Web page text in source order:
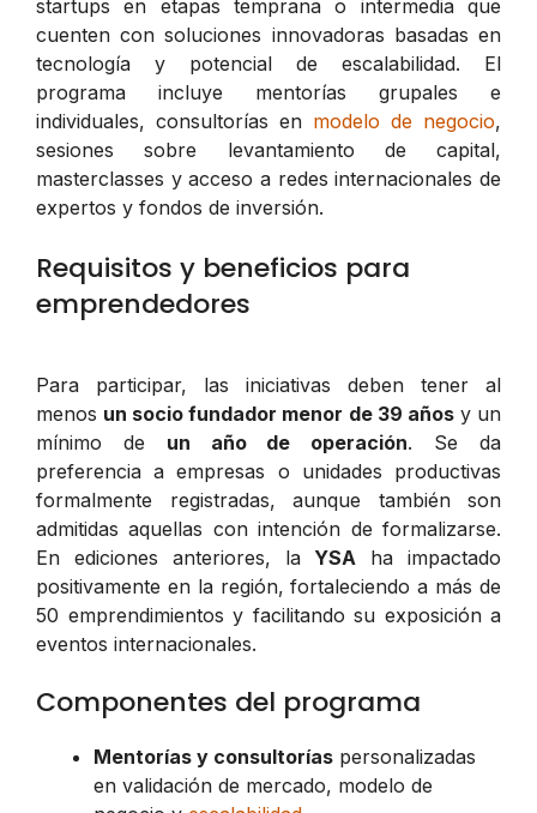
startups en etapas temprana o intermedia que
cuenten con soluciones innovadoras basadas en
tecnología y potencial de escalabilidad. El
programa incluye mentorías grupales e
individuales, consultorías en modelo de negocio,
sesiones sobre levantamiento de capital,
masterclasses y acceso a redes internacionales de
expertos y fondos de inversión.
Requisitos y beneficios para
emprendedores
Para participar, las iniciativas deben tener al
menos un socio fundador menor de 39 añosy un
mínimo de un año de operación. Se da
preferencia a empresas o unidades productivas
formalmente registradas, aunque también son
admitidas aquellas con intención de formalizarse.
En ediciones anteriores, la YSA ha impactado
positivamente en la región, fortaleciendo a más de
50 emprendimientos y facilitando su exposición a
eventos internacionales.
Componentes del programa
Mentorías y consultorías personalizadas
en validación de mercado, modelo de